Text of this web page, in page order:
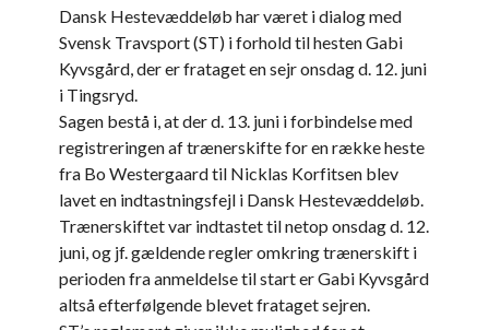
Dansk Hestevæddeløb har været i dialog med
Svensk Travsport (ST) i forhold til hesten Gabi
Kyvsgård, der er frataget en sejr onsdag d. 12. juni
i Tingsryd.
Sagen bestå i, at der d. 13. juni i forbindelse med
registreringen af trænerskifte for en række heste
fra Bo Westergaard til Nicklas Korfitsen blev
lavet en indtastningsfejl i Dansk Hestevæddeløb.
Trænerskiftet var indtastet til netop onsdag d. 12.
juni, og jf. gældende regler omkring trænerskift i
perioden fra anmeldelse til start er Gabi Kyvsgård
altså efterfølgende blevet frataget sejren.